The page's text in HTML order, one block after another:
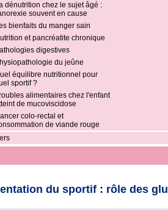
dénutrition chez le sujet âgé :
souvent en cause
bienfaits du manger sain
et pancréatite chronique
digestives
du jeûne
équilibre nutritionnel pour
sportif ?
alimentaires chez l'enfant
de mucoviscidose
colo-rectal et
de viande rouge
du sportif : rôle des